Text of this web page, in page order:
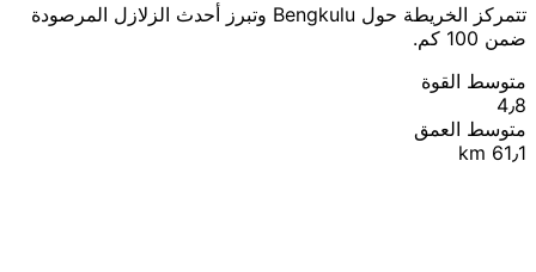
تتمركز الخريطة حول Bengkulu وتبرز أحدث الزلازل المرصودة
ضمن 100 كم.
متوسط القوة
4٫8
متوسط العمق
61٫1 km
Leaflet
© OpenStreetMap contributors